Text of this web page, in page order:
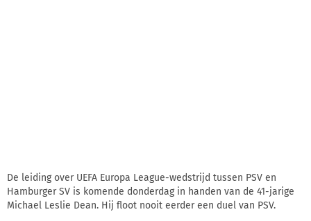
De leiding over UEFA Europa League-wedstrijd tussen PSV en
Hamburger SV is komende donderdag in handen van de 41-jarige
Michael Leslie Dean. Hij floot nooit eerder een duel van PSV.